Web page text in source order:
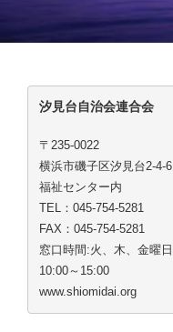
汐見台自治会連合会
〒235-0022
横浜市磯子区汐見台2-4-6
福祉センター内
TEL：045-754-5281
FAX：045-754-5281
窓口時間:火、木、金曜日
10:00～15:00
www.shiomidai.org